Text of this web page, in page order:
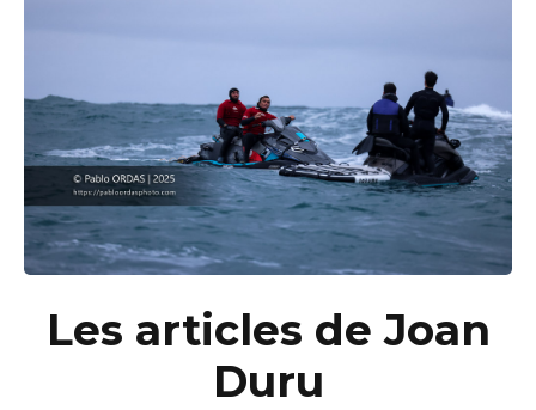
Les articles de Joan
Duru